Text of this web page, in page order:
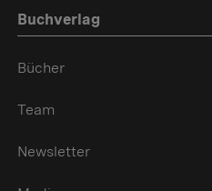
Buchverlag
Bücher
Team
Newsletter